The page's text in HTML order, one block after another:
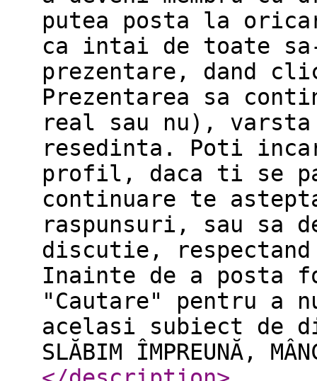
putea posta la
ca intai de toate
prezentare, dand
Prezentarea sa
real sau nu),
resedinta. Poti
profil, daca ti se
continuare te
raspunsuri, sau sa
discutie,
Inainte de a posta
"Cautare" pentru a
acelasi subiect de
SLĂBIM ÎMPREUNĂ,